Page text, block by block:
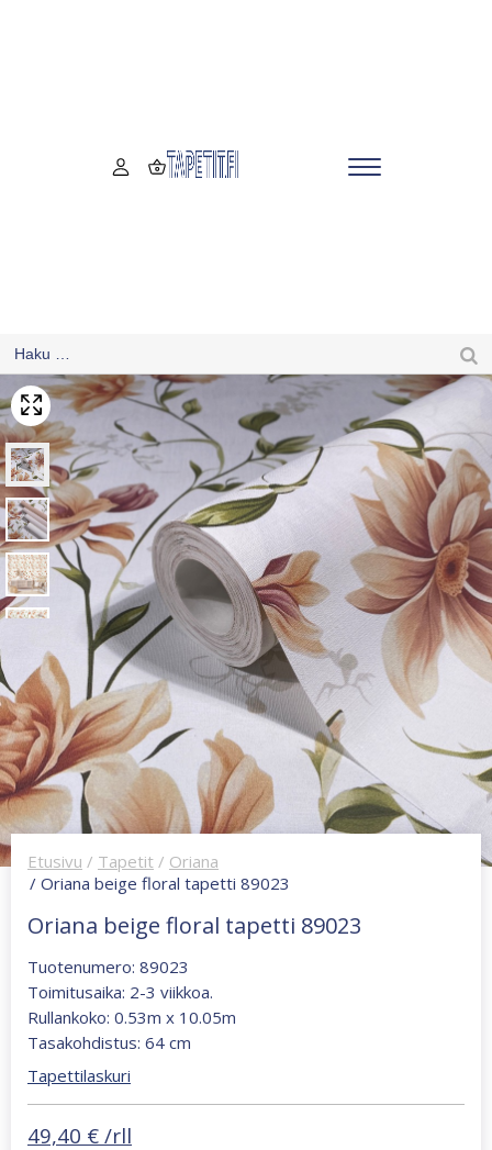
Etusivu / Tapetit / Oriana
/ Oriana beige floral tapetti 89023
Oriana beige floral tapetti 89023
Tuotenumero: 89023
Toimitusaika: 2-3 viikkoa.
Rullankoko: 0.53m x 10.05m
Tasakohdistus: 64 cm
Tapettilaskuri
49,40 € /rll